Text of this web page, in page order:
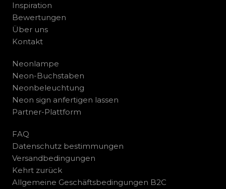
Inspiration
Bewertungen
Über uns
Kontakt
Neonlampe
Neon-Buchstaben
Neonbeleuchtung
Neon sign anfertigen lassen
Partner-Plattform
FAQ
Datenschutz bestimmungen
Versandbedingungen
Kehrt zurück
Allgemeine Geschäftsbedingungen B2C